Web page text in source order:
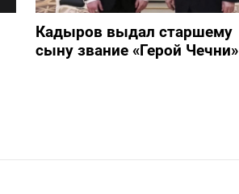
Кадыров выдал старшему
сыну звание «Герой Чечни»